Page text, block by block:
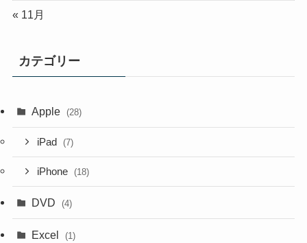
« 11月
カテゴリー
Apple (28)
iPad (7)
iPhone (18)
DVD (4)
Excel (1)